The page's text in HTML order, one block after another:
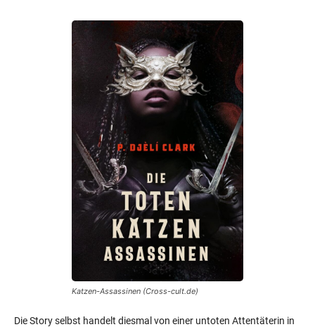
Katzen-Assassinen (Cross-cult.de)
Die Story selbst handelt diesmal von einer untoten Attentäterin in